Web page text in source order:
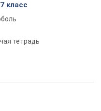
класс
тетрадь